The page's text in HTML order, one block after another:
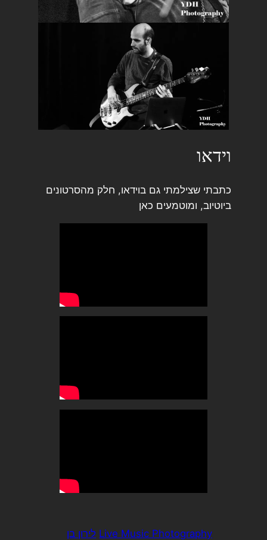
וידאו
כתבתי שצילמתי גם בוידאו, חלק מהסרטונים
ביוטיוב, ומוטמעים כאן
Live Music Photography לירון בן